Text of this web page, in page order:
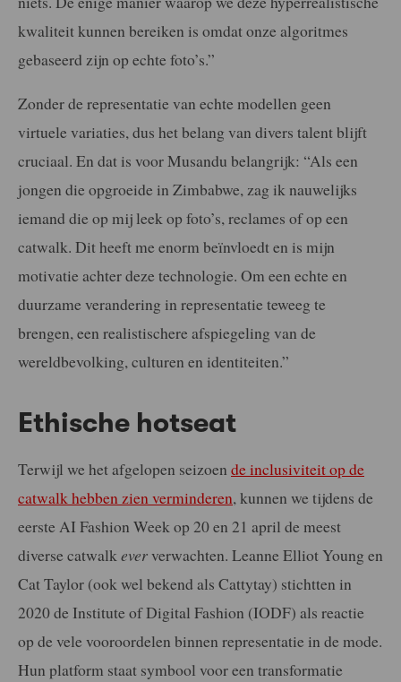
kwaliteit kunnen bereiken is omdat onze algoritmes
gebaseerd zijn op echte foto’s.”
Zonder de representatie van echte modellen geen
virtuele variaties, dus het belang van divers talent blijft
cruciaal. En dat is voor Musandu belangrijk: “Als een
jongen die opgroeide in Zimbabwe, zag ik nauwelijks
iemand die op mij leek op foto’s, reclames of op een
catwalk. Dit heeft me enorm beïnvloedt en is mijn
motivatie achter deze technologie. Om een echte en
duurzame verandering in representatie teweeg te
brengen, een realistischere afspiegeling van de
wereldbevolking, culturen en identiteiten.”
Ethische hotseat
Terwijl we het afgelopen seizoen de inclusiviteit op de
catwalk hebben zien verminderen, kunnen we tijdens de
eerste AI Fashion Week op 20 en 21 april de meest
diverse catwalkeververwachten. Leanne Elliot Young en
Cat Taylor (ook wel bekend als Cattytay) stichtten in
2020 de Institute of Digital Fashion (IODF) als reactie
op de vele vooroordelen binnen representatie in de mode.
Hun platform staat symbool voor een transformatie